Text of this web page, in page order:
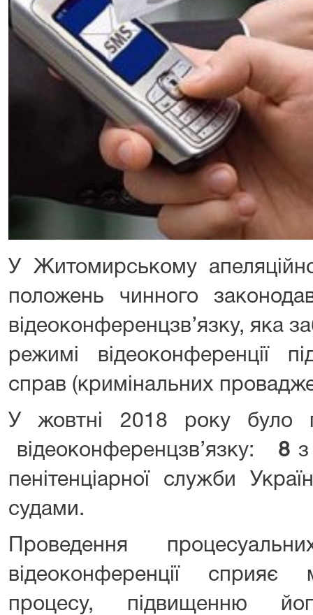
У Житомирському
положень чинного
відеоконференцзв’язку, яка
режимі відеоконференції
справ (кримінальних
У жовтні 2018 року було
відеоконференцзв’язку:
8
пенітенціарної служби
судами.
Проведення
відеоконференції сприяє
процесу, підвищенню